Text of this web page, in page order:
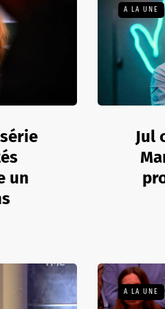
un
A LA UNE
Jul
A LA UNE